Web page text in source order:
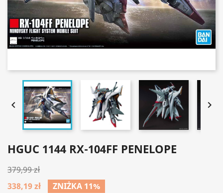
 
HGUC 1144 RX-104FF PENELOPE
379,99 zł
338,19 zł
ZNIŻKA 11%